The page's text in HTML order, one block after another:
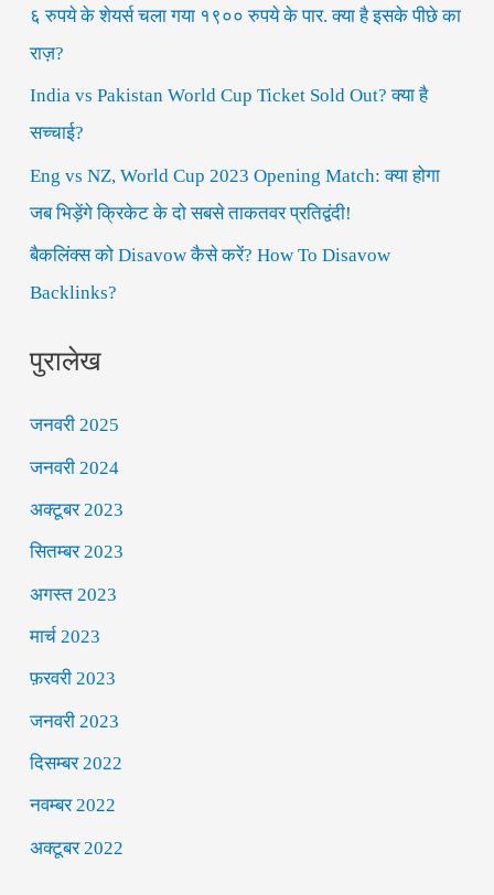
h
f
o
r
६ रुपये के शेयर्स चला गया १९०० रुपये के पार. क्या है इसके पीछे का
राज़?
India vs Pakistan World Cup Ticket Sold Out? क्या है
सच्चाई?
Eng vs NZ, World Cup 2023 Opening Match: क्या होगा
जब भिड़ेंगे क्रिकेट के दो सबसे ताकतवर प्रतिद्वंदी!
बैकलिंक्स को Disavow कैसे करें? How To Disavow
Backlinks?
पुरालेख
जनवरी 2025
जनवरी 2024
अक्टूबर 2023
सितम्बर 2023
अगस्त 2023
मार्च 2023
फ़रवरी 2023
जनवरी 2023
दिसम्बर 2022
नवम्बर 2022
अक्टूबर 2022